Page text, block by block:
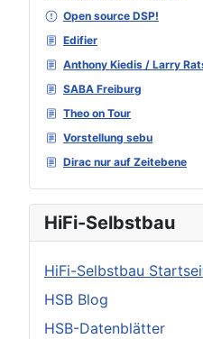
Open source DSP!
Edifier
Anthony Kiedis / Larry
SABA Freiburg
Theo on Tour
Vorstellung sebu
Dirac nur auf Zeitebene
HiFi-Selbstbau
HiFi-Selbstbau
HSB Blog
HSB-Datenblätter